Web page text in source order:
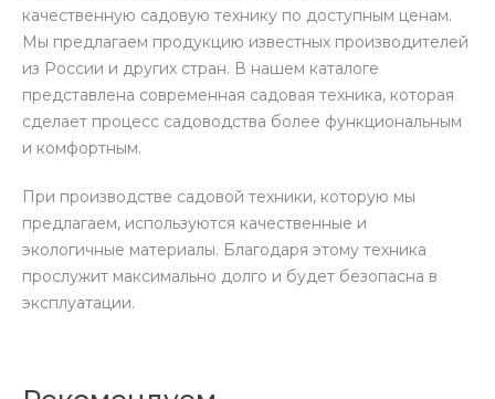
качественную садовую технику по доступным ценам.
Мы предлагаем продукцию известных производителей
из России и других стран. В нашем каталоге
представлена современная садовая техника, которая
сделает процесс садоводства более функциональным
и комфортным.
При производстве садовой техники, которую мы
предлагаем, используются качественные и
экологичные материалы. Благодаря этому техника
прослужит максимально долго и будет безопасна в
эксплуатации.